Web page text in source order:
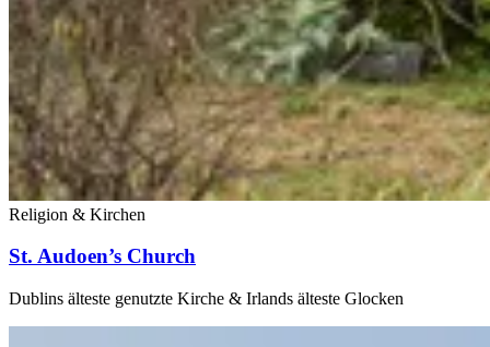
Religion & Kirchen
St. Audoen’s Church
Dublins älteste genutzte Kirche & Irlands älteste Glocken